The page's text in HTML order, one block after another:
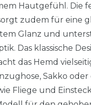
Hautgefühl. Die
zudem für eine
Glanz und
Das klassische
das Hemd
Sakko
Fliege und